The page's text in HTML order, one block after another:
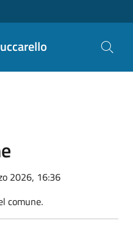
2026, 16:36
comune.